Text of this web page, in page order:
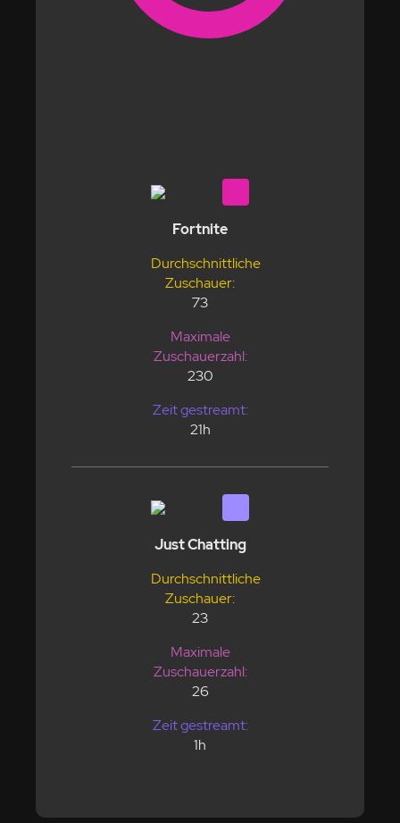
Fortnite
Durchschnittliche
Zuschauer:
73
Maximale
Zuschauerzahl:
230
Zeit gestreamt:
21h
Just Chatting
Durchschnittliche
Zuschauer:
23
Maximale
Zuschauerzahl:
26
Zeit gestreamt:
1h